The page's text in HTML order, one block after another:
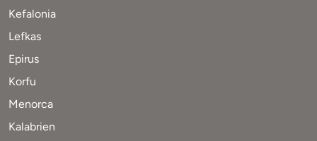
Kefalonia
Lefkas
Epirus
Korfu
Menorca
Kalabrien